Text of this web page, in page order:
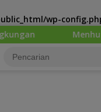
wp-
: Presiden Prabowo